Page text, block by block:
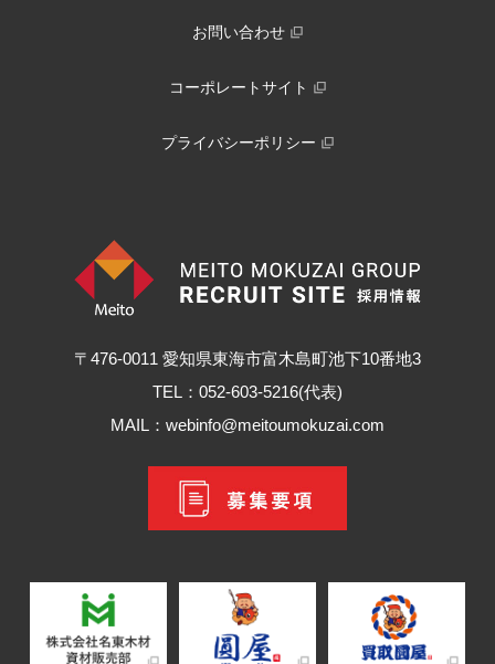
お問い合わせ
コーポレートサイト
プライバシーポリシー
〒476-0011 愛知県東海市富木島町池下10番地3
TEL：052-603-5216(代表)
MAIL：webinfo@meitoumokuzai.com